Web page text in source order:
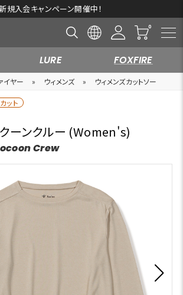
規入会キャンペーン開催中！
LURE FOXFIRE
イヤー » ウィメンズ » ウィメンズカットソー
ット
ーンクルー (Women's)
Crew